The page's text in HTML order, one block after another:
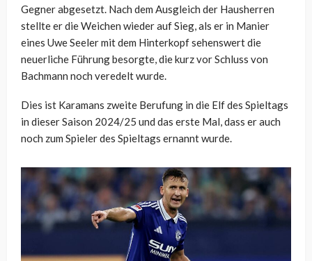
Gegner abgesetzt. Nach dem Ausgleich der Hausherren
stellte er die Weichen wieder auf Sieg, als er in Manier
eines Uwe Seeler mit dem Hinterkopf sehenswert die
neuerliche Führung besorgte, die kurz vor Schluss von
Bachmann noch veredelt wurde.
Dies ist Karamans zweite Berufung in die Elf des Spieltags
in dieser Saison 2024/25 und das erste Mal, dass er auch
noch zum Spieler des Spieltags ernannt wurde.